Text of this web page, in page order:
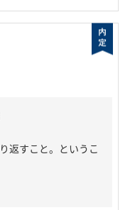
返すこと。というこ